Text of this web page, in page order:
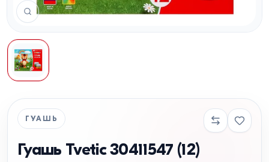
ГУАШЬ
Гуашь Tvetic 30411547 (12)